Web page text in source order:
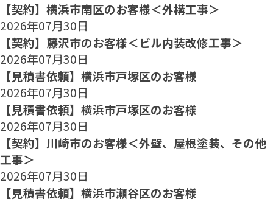
【契約】横浜市南区のお客様＜外構工事＞
2026年07月30日
【契約】藤沢市のお客様＜ビル内装改修工事＞
2026年07月30日
【見積書依頼】横浜市戸塚区のお客様
2026年07月30日
【見積書依頼】横浜市戸塚区のお客様
2026年07月30日
【契約】川崎市のお客様＜外壁、屋根塗装、その他
工事＞
2026年07月30日
【見積書依頼】横浜市瀬谷区のお客様